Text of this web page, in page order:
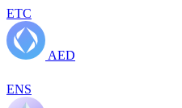
ETC
AED
ENS